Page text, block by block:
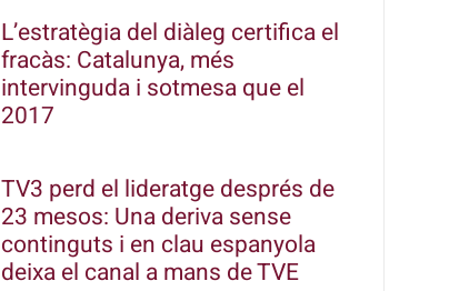
L’estratègia del diàleg certifica el
fracàs: Catalunya, més
intervinguda i sotmesa que el
2017
TV3 perd el lideratge després de
23 mesos: Una deriva sense
continguts i en clau espanyola
deixa el canal a mans de TVE